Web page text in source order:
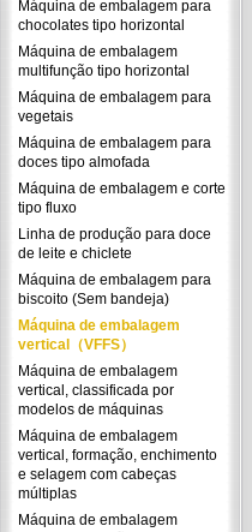
Máquina de embalagem para
chocolates tipo horizontal
Máquina de embalagem
multifunção tipo horizontal
Máquina de embalagem para
vegetais
Máquina de embalagem para
doces tipo almofada
Máquina de embalagem e corte
tipo fluxo
Linha de produção para doce
de leite e chiclete
Máquina de embalagem para
biscoito (Sem bandeja)
Máquina de embalagem
vertical（VFFS）
Máquina de embalagem
vertical, classificada por
modelos de máquinas
Máquina de embalagem
vertical, formação, enchimento
e selagem com cabeças
múltiplas
Máquina de embalagem